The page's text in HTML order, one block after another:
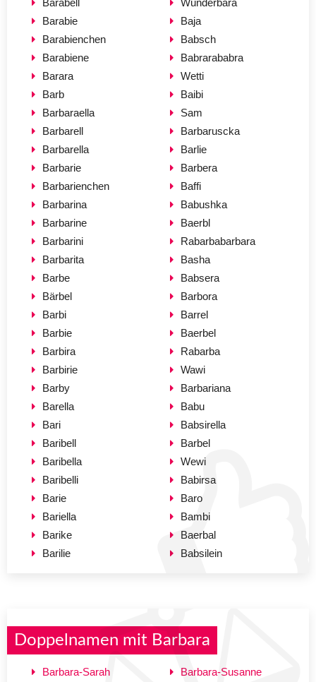
Barabell
Barabie
Barabienchen
Barabiene
Barara
Barb
Barbaraella
Barbarell
Barbarella
Barbarie
Barbarienchen
Barbarina
Barbarine
Barbarini
Barbarita
Barbe
Bärbel
Barbi
Barbie
Barbira
Barbirie
Barby
Barella
Bari
Baribell
Baribella
Baribelli
Barie
Bariella
Barike
Barilie
Wunderbara
Baja
Babsch
Babrarababra
Wetti
Baibi
Sam
Barbaruscka
Barlie
Barbera
Baffi
Babushka
Baerbl
Rabarbabarbara
Basha
Babsera
Barbora
Barrel
Baerbel
Rabarba
Wawi
Barbariana
Babu
Babsirella
Barbel
Wewi
Babirsa
Baro
Bambi
Baerbal
Babsilein
Doppelnamen mit Barbara
Barbara-Sarah
Barbara-Susanne